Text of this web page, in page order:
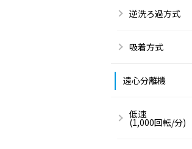
逆洗ろ過方式
吸着方式
遠心分離機
低速
(1,000回転/分)